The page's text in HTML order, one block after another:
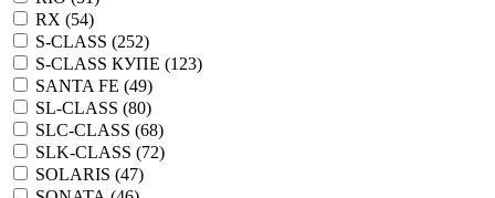
RX (54)
S-CLASS (252)
S-CLASS КУПЕ (123)
SANTA FE (49)
SL-CLASS (80)
SLC-CLASS (68)
SLK-CLASS (72)
SOLARIS (47)